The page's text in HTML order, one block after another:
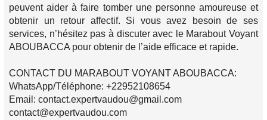
peuvent aider à faire tomber une personne amoureuse et
obtenir un retour affectif. Si vous avez besoin de ses
services, n’hésitez pas à discuter avec le Marabout Voyant
ABOUBACCA pour obtenir de l’aide efficace et rapide.
CONTACT DU MARABOUT VOYANT ABOUBACCA:
WhatsApp/Téléphone: +22952108654
Email: contact.expertvaudou@gmail.com
contact@expertvaudou.com